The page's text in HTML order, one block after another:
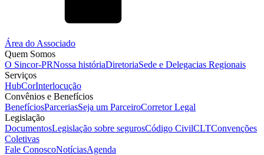
Área do Associado
Quem Somos
O Sincor-PRNossa históriaDiretoriaSede e Delegacias Regionais
Serviços
HubCorInterlocução
Convênios e Benefícios
BenefíciosParceriasSeja um ParceiroCorretor Legal
Legislação
DocumentosLegislação sobre segurosCódigo CivilCLTConvenções
Coletivas
Fale ConoscoNotíciasAgenda